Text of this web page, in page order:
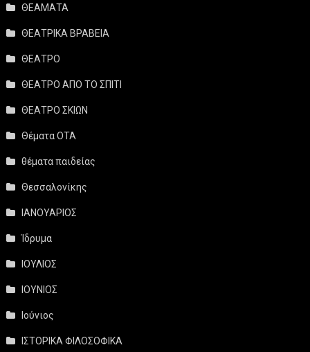
ΘΕΑΜΑΤΑ
ΘΕΑΤΡΙΚΑ ΒΡΑΒΕΙΑ
ΘΕΑΤΡΟ
ΘΕΑΤΡΟ ΑΠΟ ΤΟ ΣΠΙΤΙ
ΘΕΑΤΡΟ ΣΚΙΩΝ
Θέματα ΟΤΑ
θέματα παιδείας
Θεσσαλονίκης
ΙΑΝΟΥΑΡΙΟΣ
Ίδρυμα
ΙΟΥΛΙΟΣ
ΙΟΥΝΙΟΣ
Ιούνιος
ΙΣΤΟΡΙΚΑ ΦΙΛΟΣΟΦΙΚΑ